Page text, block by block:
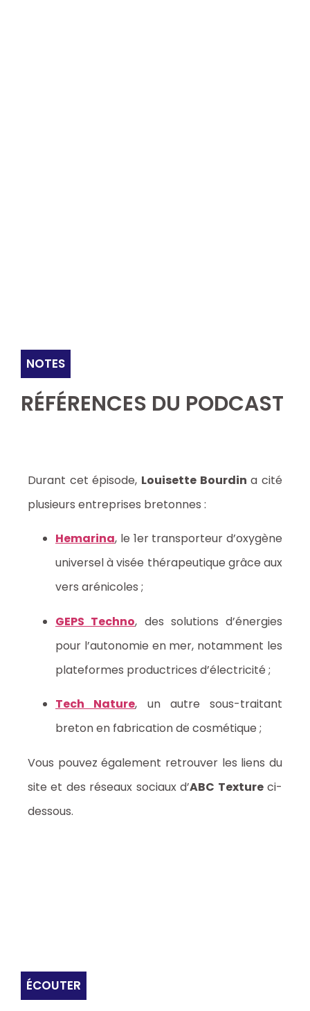
NOTES
RÉFÉRENCES DU PODCAST
Durant cet épisode, Louisette Bourdin a cité
plusieurs entreprises bretonnes :
Hemarina, le 1er transporteur d’oxygène
universel à visée thérapeutique grâce aux
vers arénicoles ;
GEPS Techno, des solutions d’énergies
pour l’autonomie en mer, notamment les
plateformes productrices d’électricité ;
Tech Nature, un autre sous-traitant
breton en fabrication de cosmétique ;
Vous pouvez également retrouver les liens du
site et des réseaux sociaux d’ABC Textureci-
dessous.
ÉCOUTER